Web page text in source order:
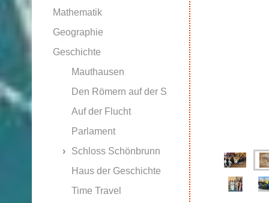
Mathematik
Geographie
Geschichte
Mauthausen
Den Römern auf der S
Auf der Flucht
Parlament
Schloss Schönbrunn
Haus der Geschichte
Time Travel